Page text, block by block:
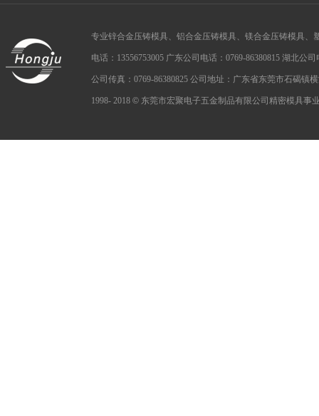
专业锌合金压铸模具、铝合金压铸模具、镁合金压铸模具、
电话：13556753005 广东公司电话：0769-86380815 湖北公
公司传真：0769-86380825 公司地址：广东省东莞市石碣镇
1998- 2018 © 东莞市宏聚电子五金制品有限公司精密模具事